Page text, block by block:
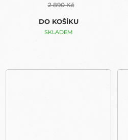
2 890 Kč
DO KOŠÍKU
SKLADEM